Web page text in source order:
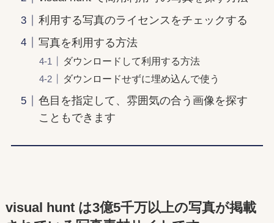
利用する写真のライセンスをチェックする
写真を利用する方法
ダウンロードして利用する方法
ダウンロードせずに埋め込んで使う
色目を指定して、雰囲気の合う画像を探す
こともできます
visual hunt は3億5千万以上の写真が掲載